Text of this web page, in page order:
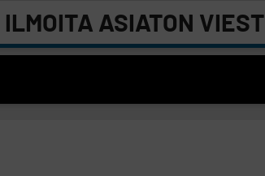
ILMOITA ASIATON VIESTI